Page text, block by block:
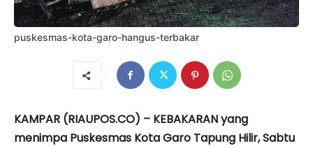
puskesmas-kota-garo-hangus-terbakar
KAMPAR (RIAUPOS.CO) – KEBAKARAN yang
menimpa Puskesmas Kota Garo Tapung Hilir, Sabtu